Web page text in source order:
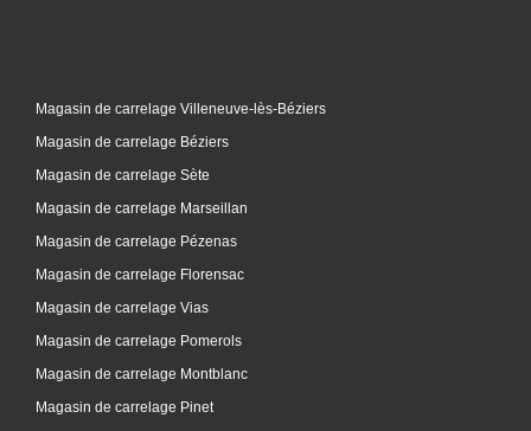
Magasin de carrelage Villeneuve-lès-Béziers
Magasin de carrelage Béziers
Magasin de carrelage Sète
Magasin de carrelage Marseillan
Magasin de carrelage Pézenas
Magasin de carrelage Florensac
Magasin de carrelage Vias
Magasin de carrelage Pomerols
Magasin de carrelage Montblanc
Magasin de carrelage Pinet